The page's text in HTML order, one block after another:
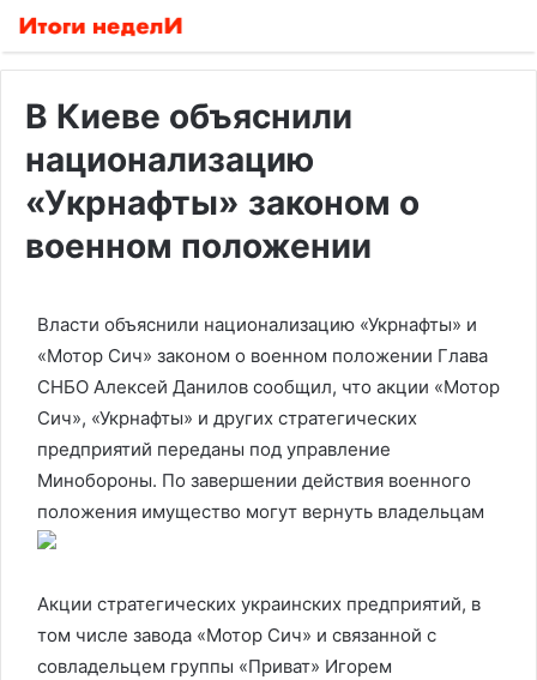
В Киеве объяснили
национализацию
«Укрнафты» законом о
военном положении
Власти объяснили национализацию «Укрнафты» и
«Мотор Сич» законом о военном положении Глава
СНБО Алексей Данилов сообщил, что акции «Мотор
Сич», «Укрнафты» и других стратегических
предприятий переданы под управление
Минобороны. По завершении действия военного
положения имущество могут вернуть владельцам
Акции стратегических украинских предприятий, в
том числе завода «Мотор Сич» и связанной с
совладельцем группы «Приват» Игорем